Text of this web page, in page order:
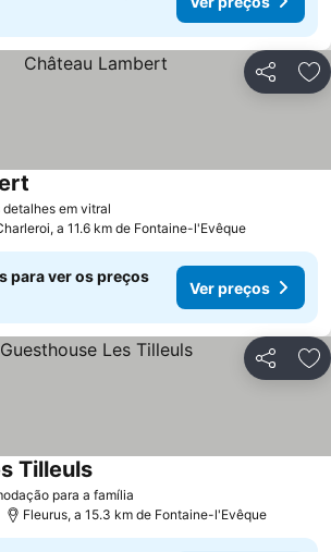
Partilhar
em vitral
a 11.6 km de Fontaine-l'Evêque
para ver os preços
Ver preços
Partilhar
para a família
TilleulsVer preços
Fleurus, a 15.3 km de Fontaine-l'Evêque